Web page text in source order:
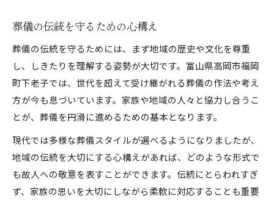
葬儀の伝統を守るための心構え
葬儀の伝統を守るためには、まず地域の歴史や文化を尊重
し、しきたりを理解する姿勢が大切です。富山県高岡市福岡
町下老子では、世代を超えて受け継がれる葬儀の作法や考え
方が今も息づいています。家族や地域の人々と協力し合うこ
とが、葬儀を円滑に進めるための基本となります。
現代では多様な葬儀スタイルが選べるようになりましたが、
地域の伝統を大切にする心構えがあれば、どのような形式で
も故人への敬意を表すことができます。伝統にとらわれすぎ
ず、家族の思いを大切にしながら柔軟に対応することも重要